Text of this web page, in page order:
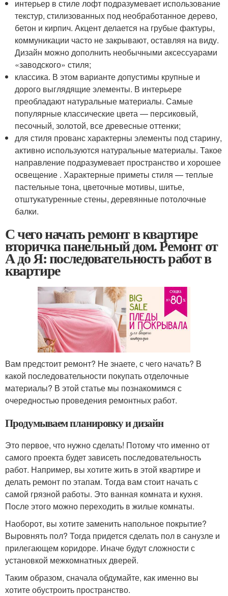
интерьер в стиле лофт подразумевает использование
текстур, стилизованных под необработанное дерево,
бетон и кирпич. Акцент делается на грубые фактуры,
коммуникации часто не закрывают, оставляя на виду.
Дизайн можно дополнить необычными аксессуарами
«заводского» стиля;
классика. В этом варианте допустимы крупные и
дорого выглядящие элементы. В интерьере
преобладают натуральные материалы. Самые
популярные классические цвета — персиковый,
песочный, золотой, все древесные оттенки;
для стиля прованс характерны элементы под старину,
активно используются натуральные материалы. Такое
направление подразумевает пространство и хорошее
освещение . Характерные приметы стиля — теплые
пастельные тона, цветочные мотивы, шитье,
отштукатуренные стены, деревянные потолочные
балки.
С чего начать ремонт в квартире
вторичка панельный дом. Ремонт от
А до Я: последовательность работ в
квартире
Вам предстоит ремонт? Не знаете, с чего начать? В
какой последовательности покупать отделочные
материалы? В этой статье мы познакомимся с
очередностью проведения ремонтных работ.
Продумываем планировку и дизайн
Это первое, что нужно сделать! Потому что именно от
самого проекта будет зависеть последовательность
работ. Например, вы хотите жить в этой квартире и
делать ремонт по этапам. Тогда вам стоит начать с
самой грязной работы. Это ванная комната и кухня.
После этого можно переходить в жилые комнаты.
Наоборот, вы хотите заменить напольное покрытие?
Выровнять пол? Тогда придется сделать пол в санузле и
прилегающем коридоре. Иначе будут сложности с
установкой межкомнатных дверей.
Таким образом, сначала обдумайте, как именно вы
хотите обустроить пространство.